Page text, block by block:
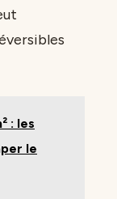
: les
le